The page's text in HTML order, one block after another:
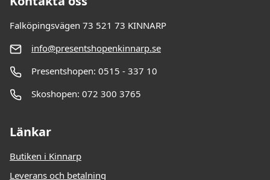
Falköpingsvägen 73 521 73 KINNARP
info@presentshopenkinnarp.se
Presentshopen: 0515 - 337 10
Skoshopen: 072 300 3765
Länkar
Butiken i Kinnarp
Leverans och betalning